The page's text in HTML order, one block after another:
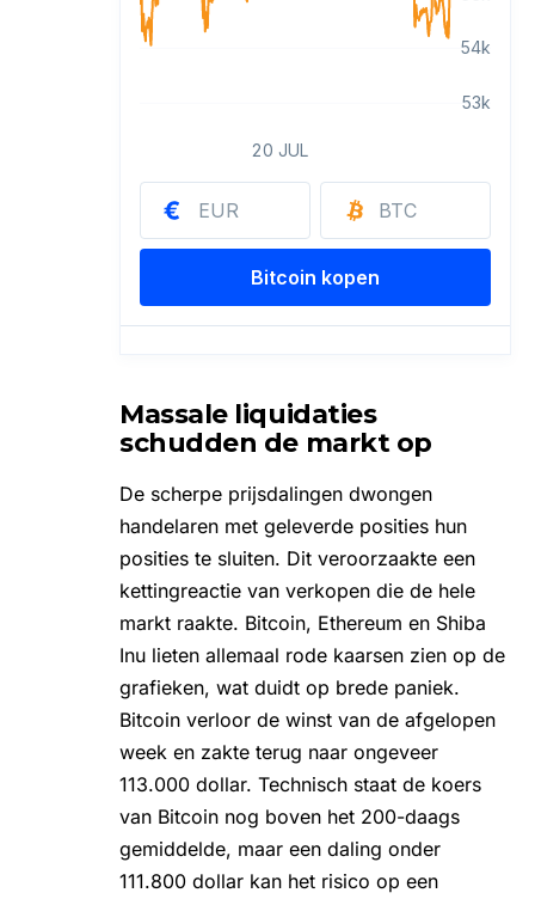
Massale liquidaties
schudden de markt op
De scherpe prijsdalingen dwongen
handelaren met geleverde posities hun
posities te sluiten. Dit veroorzaakte een
kettingreactie van verkopen die de hele
markt raakte. Bitcoin, Ethereum en Shiba
Inu lieten allemaal rode kaarsen zien op de
grafieken, wat duidt op brede paniek.
Bitcoin verloor de winst van de afgelopen
week en zakte terug naar ongeveer
113.000 dollar. Technisch staat de koers
van Bitcoin nog boven het 200-daags
gemiddelde, maar een daling onder
111.800 dollar kan het risico op een